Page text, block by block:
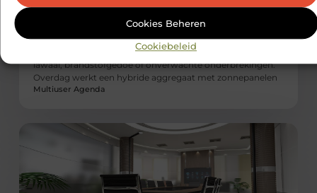
Cookies Beheren
Cookiebeleid
BLOG
Hybride aggregaat met zonnepanelen
in de nacht
Je wilt op locatie betrouwbare stroom zonder onnodig
lawaai, brandstofgedoe of onverwachte onderbrekingen.
Overdag werkt een hybride aggregaat met zonnepanelen
Multiuser Agenda